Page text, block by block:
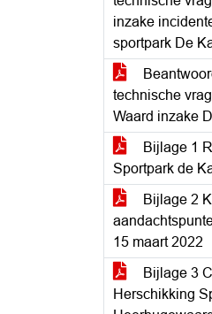
inzake
sportpark De
technische
Waard inzake
Bijlage 1
Sportpark de
Bijlage 2
15 maart 2022
Bijlage 3
Herschikking